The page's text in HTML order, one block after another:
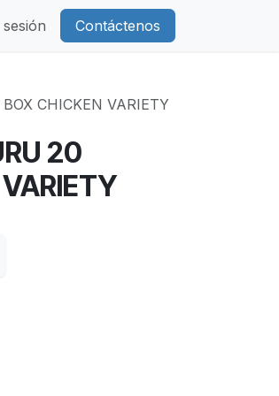
Contáctenos
CHICKEN VARIETY
20